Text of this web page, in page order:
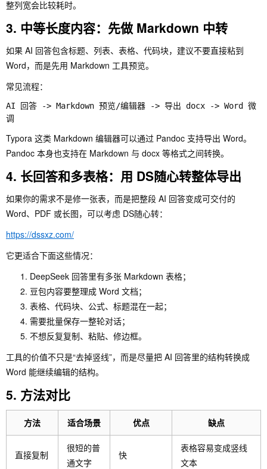
整列宽会比较耗时。
3. 中等长度内容：先做 Markdown 中转
如果 AI 回答包含标题、列表、表格、代码块，建议不要直接粘到
Word，而是先用 Markdown 工具预览。
常见流程：
AI 回答 -> Markdown 预览/编辑器 -> 导出 docx -> Word 微
Typora 这类 Markdown 编辑器可以通过 Pandoc 支持导出 Word。
Pandoc 本身也支持在 Markdown 与 docx 等格式之间转换。
4. 长回答和多表格：用 DS随心转整体导出
如果你的需求不是修一张表，而是把整段 AI 回答变成可交付的
Word、PDF 或长图，可以考虑 DS随心转：
https://dssxz.com/
它更适合下面这些情况：
DeepSeek 回答里有多张 Markdown 表格；
豆包内容要整理成 Word 文档；
表格、代码块、公式、标题混在一起；
需要批量保存一整轮对话；
不想反复复制、粘贴、修边框。
工具的价值不只是“去掉竖线”，而是尽量把 AI 回答里的结构转换成
Word 能继续编辑的结构。
5. 方法对比
方法 适合场景 优点 缺点
直接复制
很短的普
通文字
快
表格容易变成竖线
文本